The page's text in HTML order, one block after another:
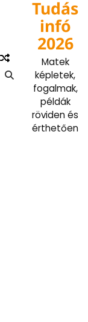
Tudás
infó
2026
Matek
képletek,
fogalmak,
példák
röviden és
érthetően